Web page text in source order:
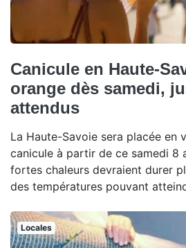
Canicule en Haute-
orange dès samedi,
attendus
La Haute-Savoie sera placée en
canicule à partir de ce samedi 8
fortes chaleurs devraient durer
des températures pouvant
Locales